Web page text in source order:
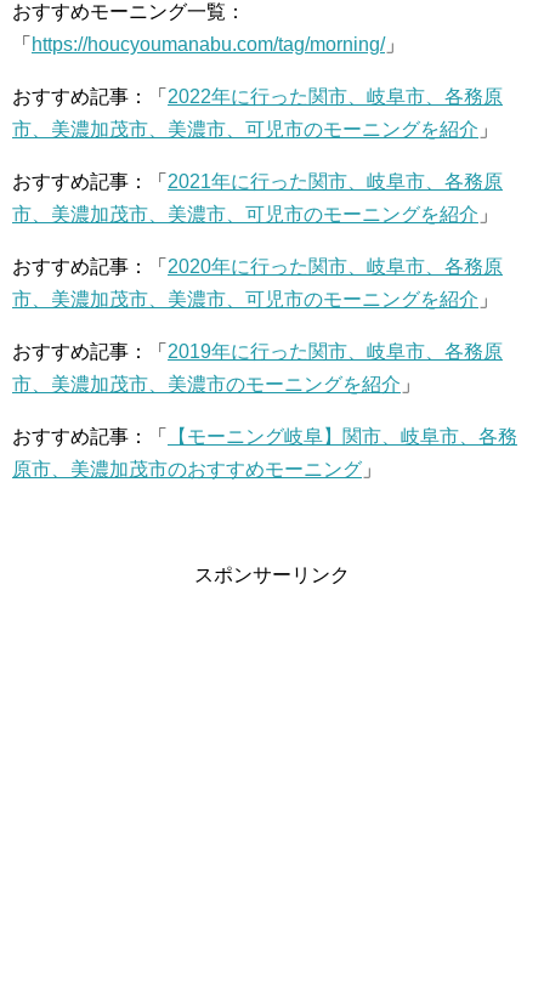
おすすめモーニング一覧：
「 https://houcyoumanabu.com/tag/morning/」
おすすめ記事：「 2022年に行った関市、岐阜市、各務原
市、美濃加茂市、美濃市、可児市のモーニングを紹介 」
おすすめ記事：「 2021年に行った関市、岐阜市、各務原
市、美濃加茂市、美濃市、可児市のモーニングを紹介 」
おすすめ記事：「 2020年に行った関市、岐阜市、各務原
市、美濃加茂市、美濃市、可児市のモーニングを紹介 」
おすすめ記事：「 2019年に行った関市、岐阜市、各務原
市、美濃加茂市、美濃市のモーニングを紹介 」
おすすめ記事：「
【モーニング岐阜】関市、岐阜市、各務
原市、美濃加茂市のおすすめモーニング 」
スポンサーリンク